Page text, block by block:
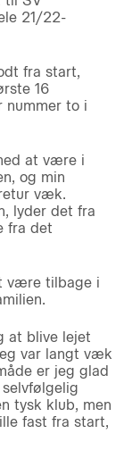
21/22-
fra start,
16
to i
at være i
og min
væk.
lyder det fra
fra det
være tilbage i
at blive lejet
var langt væk
er jeg glad
tysk klub, men
fast fra start,